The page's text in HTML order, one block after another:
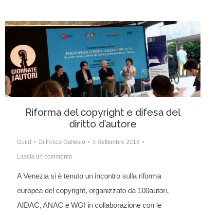
Riforma del copyright e difesa del
diritto d’autore
Guild Di Fosca Gallesio 5 Settembre 2018
Lascia un commento
A Venezia si è tenuto un incontro sulla riforma
europea del copyright, organizzato da 100autori,
AIDAC, ANAC e WGI in collaborazione con le